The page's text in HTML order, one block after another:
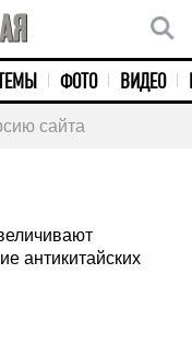
ТЕМЫ ФОТО ВИДЕО
сайта
антикитайских